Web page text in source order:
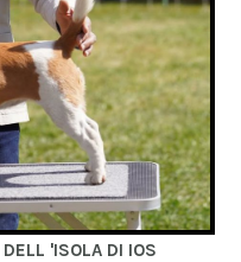
'ISOLA DI IOS